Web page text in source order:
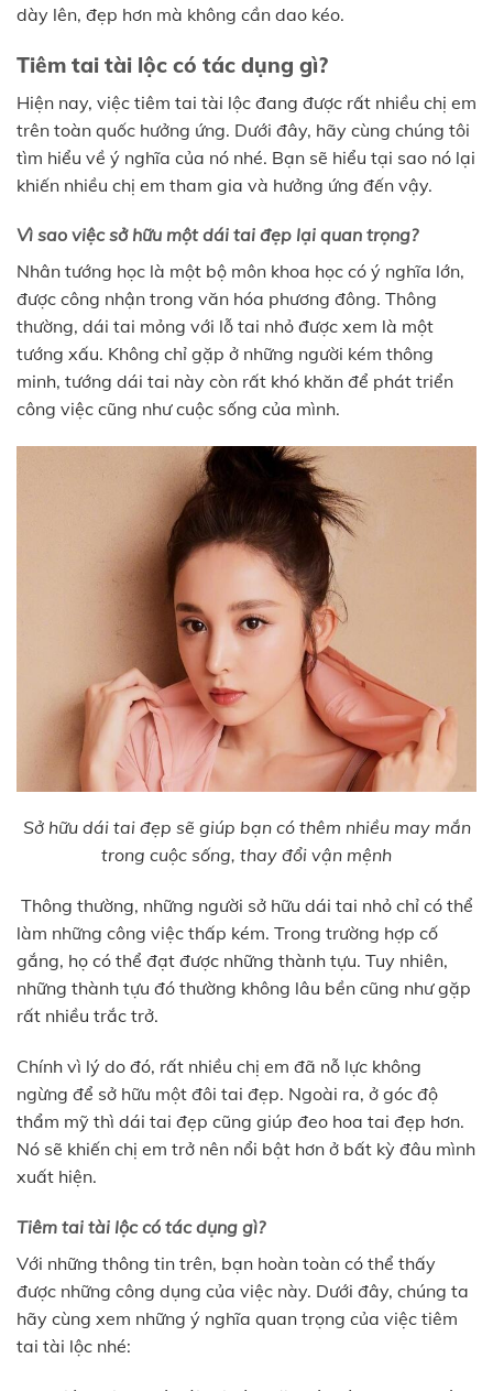
dày lên, đẹp hơn mà không cần dao kéo.
Tiêm tai tài lộc có tác dụng gì?
Hiện nay, việc tiêm tai tài lộc đang được rất nhiều chị em
trên toàn quốc hưởng ứng. Dưới đây, hãy cùng chúng tôi
tìm hiểu về ý nghĩa của nó nhé. Bạn sẽ hiểu tại sao nó lại
khiến nhiều chị em tham gia và hưởng ứng đến vậy.
Vì sao việc sở hữu một dái tai đẹp lại quan trọng?
Nhân tướng học là một bộ môn khoa học có ý nghĩa lớn,
được công nhận trong văn hóa phương đông. Thông
thường, dái tai mỏng với lỗ tai nhỏ được xem là một
tướng xấu. Không chỉ gặp ở những người kém thông
minh, tướng dái tai này còn rất khó khăn để phát triển
công việc cũng như cuộc sống của mình.
Sở hữu dái tai đẹp sẽ giúp bạn có thêm nhiều may mắn
trong cuộc sống, thay đổi vận mệnh
Thông thường, những người sở hữu dái tai nhỏ chỉ có thể
làm những công việc thấp kém. Trong trường hợp cố
gắng, họ có thể đạt được những thành tựu. Tuy nhiên,
những thành tựu đó thường không lâu bền cũng như gặp
rất nhiều trắc trở.
Chính vì lý do đó, rất nhiều chị em đã nỗ lực không
ngừng để sở hữu một đôi tai đẹp. Ngoài ra, ở góc độ
thẩm mỹ thì dái tai đẹp cũng giúp đeo hoa tai đẹp hơn.
Nó sẽ khiến chị em trở nên nổi bật hơn ở bất kỳ đâu mình
xuất hiện.
Tiêm tai tài lộc có tác dụng gì?
Với những thông tin trên, bạn hoàn toàn có thể thấy
được những công dụng của việc này. Dưới đây, chúng ta
hãy cùng xem những ý nghĩa quan trọng của việc tiêm
tai tài lộc nhé: